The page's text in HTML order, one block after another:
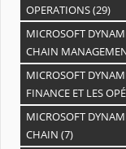
OPERATIONS(29)
MICROSOFT
CHAIN
MICROSOFT
FINANCE ET LES
MICROSOFT
CHAIN (7)